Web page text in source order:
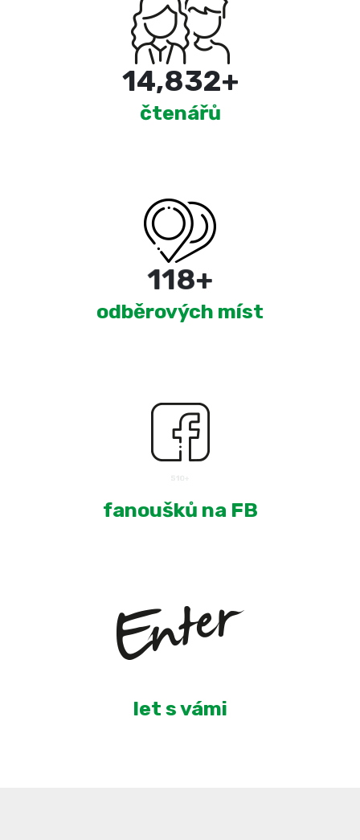
15,000+
čtenářů
180+
odběrových míst
fanoušků na FB
let s vámi